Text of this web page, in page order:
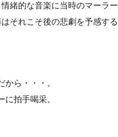
緒的な音楽に当時のマーラー
それこそ後の悲劇を予感する
ら・・・。
拍手喝采。